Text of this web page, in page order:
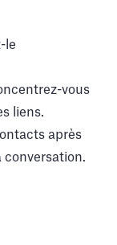
le
vous
liens.
après
conversation.